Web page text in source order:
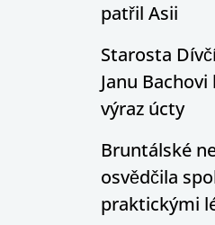
patřil Asii
Starosta
Janu
výraz úcty
Bruntálské
osvědčila
praktickými